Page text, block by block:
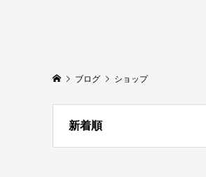
ブログ ショップ
新着順